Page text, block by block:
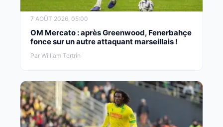
7 AOÛT 2026, 05:00
OM Mercato : après Greenwood, Fenerbahçe
fonce sur un autre attaquant marseillais !
Par William Tertrin